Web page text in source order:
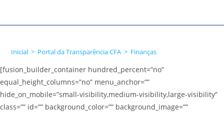
Inicial > Portal da Transparência CFA > Finanças
[fusion_builder_container hundred_percent=”no”
equal_height_columns=”no” menu_anchor=””
hide_on_mobile=”small-visibility,medium-visibility,large-visibility”
class=”” id=”” background_color=”” background_image=””